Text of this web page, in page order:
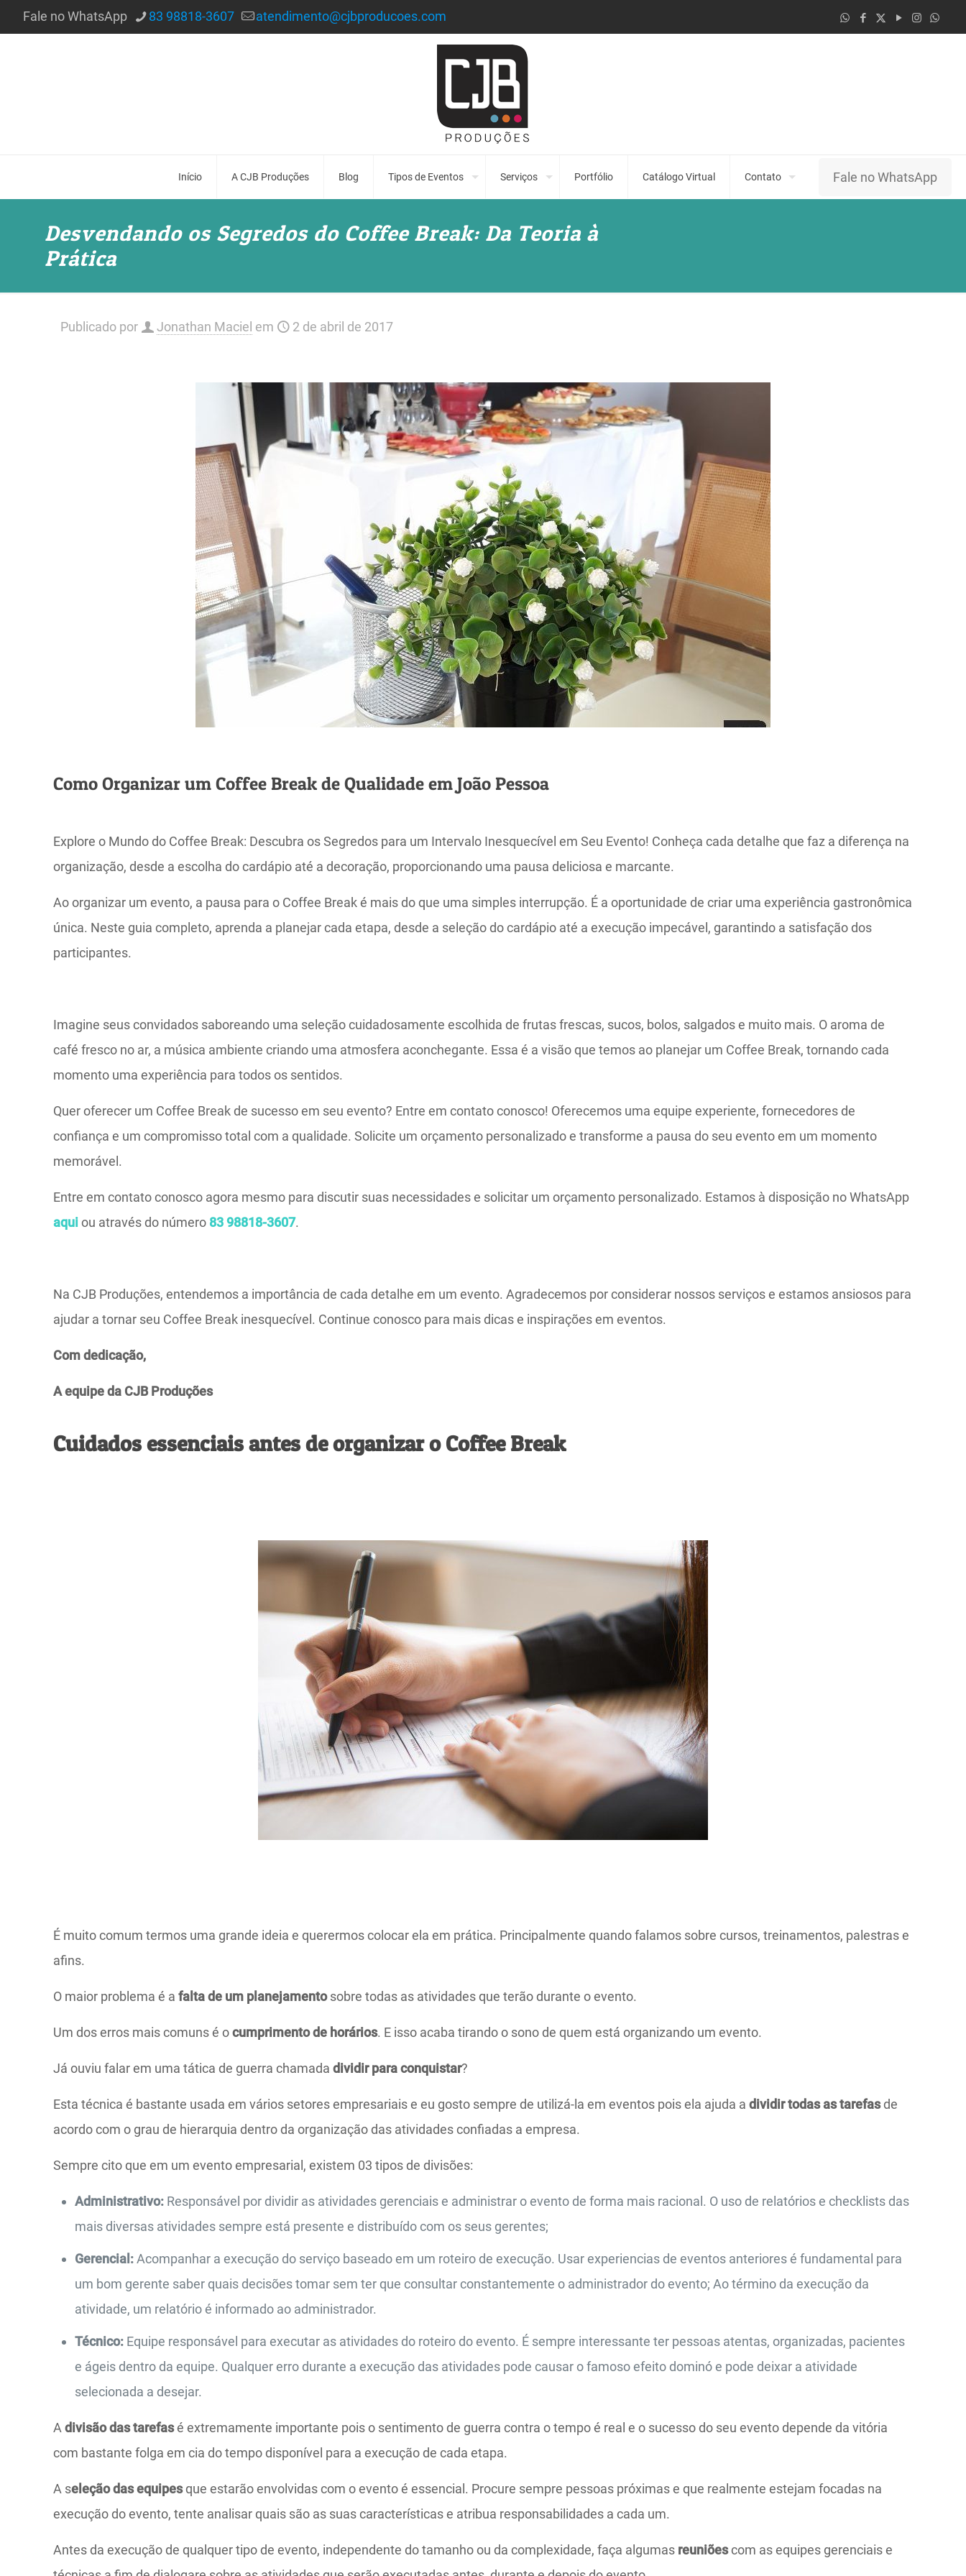
Fale no WhatsApp 83 98818-3607 atendimento@cjbproducoes.com
Início A CJB Produções Blog Tipos de Eventos Serviços Portfólio Catálogo Virtual Contato Fale no WhatsApp
Desvendando os Segredos do Coffee Break: Da Teoria à
Prática
Publicado por Jonathan Maciel em 2 de abril de 2017
Como Organizar um Coffee Break de Qualidade em João Pessoa
Explore o Mundo do Coffee Break: Descubra os Segredos para um Intervalo Inesquecível em Seu Evento! Conheça cada detalhe que faz a diferença na
organização, desde a escolha do cardápio até a decoração, proporcionando uma pausa deliciosa e marcante.
Ao organizar um evento, a pausa para o Coffee Break é mais do que uma simples interrupção. É a oportunidade de criar uma experiência gastronômica
única. Neste guia completo, aprenda a planejar cada etapa, desde a seleção do cardápio até a execução impecável, garantindo a satisfação dos
participantes.
Imagine seus convidados saboreando uma seleção cuidadosamente escolhida de frutas frescas, sucos, bolos, salgados e muito mais. O aroma de
café fresco no ar, a música ambiente criando uma atmosfera aconchegante. Essa é a visão que temos ao planejar um Coffee Break, tornando cada
momento uma experiência para todos os sentidos.
Quer oferecer um Coffee Break de sucesso em seu evento? Entre em contato conosco! Oferecemos uma equipe experiente, fornecedores de
confiança e um compromisso total com a qualidade. Solicite um orçamento personalizado e transforme a pausa do seu evento em um momento
memorável.
Entre em contato conosco agora mesmo para discutir suas necessidades e solicitar um orçamento personalizado. Estamos à disposição no WhatsApp
aquiou através do número 83 98818-3607.
Na CJB Produções, entendemos a importância de cada detalhe em um evento. Agradecemos por considerar nossos serviços e estamos ansiosos para
ajudar a tornar seu Coffee Break inesquecível. Continue conosco para mais dicas e inspirações em eventos.
Com dedicação,
A equipe da CJB Produções
Cuidados essenciais antes de organizar o Coffee Break
É muito comum termos uma grande ideia e querermos colocar ela em prática. Principalmente quando falamos sobre cursos, treinamentos, palestras e
afins.
O maior problema é afalta de um planejamentosobre todas as atividades que terão durante o evento.
Um dos erros mais comuns é ocumprimento de horários. E isso acaba tirando o sono de quem está organizando um evento.
Já ouviu falar em uma tática de guerra chamadadividir para conquistar?
Esta técnica é bastante usada em vários setores empresariais e eu gosto sempre de utilizá-la em eventos pois ela ajuda adividir todas as tarefasde
acordo com o grau de hierarquia dentro da organização das atividades confiadas a empresa.
Sempre cito que em um evento empresarial, existem 03 tipos de divisões:
Administrativo: Responsável por dividir as atividades gerenciais e administrar o evento de forma mais racional. O uso de relatórios e checklists das
mais diversas atividades sempre está presente e distribuído com os seus gerentes;
Gerencial:Acompanhar a execução do serviço baseado em um roteiro de execução. Usar experiencias de eventos anteriores é fundamental para
um bom gerente saber quais decisões tomar sem ter que consultar constantemente o administrador do evento; Ao término da execução da
atividade, um relatório é informado ao administrador.
Técnico: Equipe responsável para executar as atividades do roteiro do evento. É sempre interessante ter pessoas atentas, organizadas, pacientes
e ágeis dentro da equipe. Qualquer erro durante a execução das atividades pode causar o famoso efeito dominó e pode deixar a atividade
selecionada a desejar.
Adivisão das tarefasé extremamente importante pois o sentimento de guerra contra o tempo é real e o sucesso do seu evento depende da vitória
com bastante folga em cia do tempo disponível para a execução de cada etapa.
A seleção das equipesque estarão envolvidas com o evento é essencial. Procure sempre pessoas próximas e que realmente estejam focadas na
execução do evento, tente analisar quais são as suas características e atribua responsabilidades a cada um.
Antes da execução de qualquer tipo de evento, independente do tamanho ou da complexidade, faça algumas reuniõescom as equipes gerenciais e